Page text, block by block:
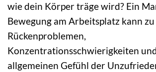
wie dein Körper träge wird? Ein
Bewegung am Arbeitsplatz kann zu
Rückenproblemen,
Konzentrationsschwierigkeiten
allgemeinen Gefühl der